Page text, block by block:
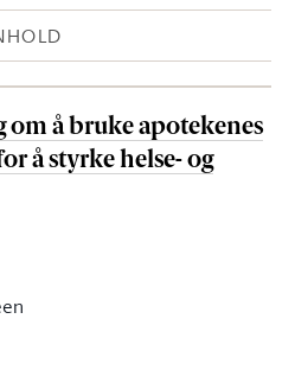
om å bruke apotekenes
å styrke helse- og